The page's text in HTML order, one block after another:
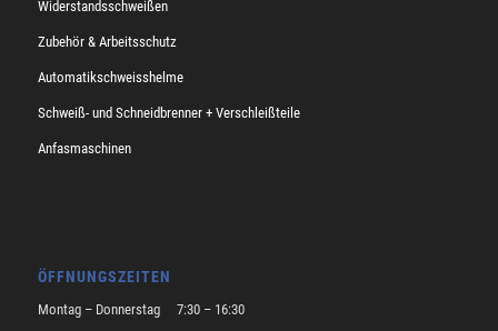
Widerstandsschweißen
Zubehör & Arbeitsschutz
Automatikschweisshelme
Schweiß- und Schneidbrenner + Verschleißteile
Anfasmaschinen
ÖFFNUNGSZEITEN
Montag – Donnerstag 7:30 – 16:30